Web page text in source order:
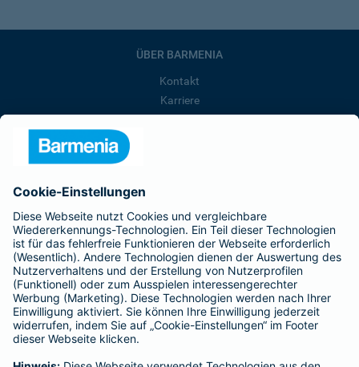
ÜBER BARMENIA
Kontakt
Karriere
Barmenia ist Teil der BarmeniaGothaer
BELIEBTE SEITEN
Kranken-Zusatzversicherung
Tierversicherungen
Haftpflichtversicherung
Hausratversicherung